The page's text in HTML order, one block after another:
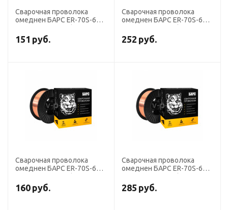
Сварочная проволока
омеднен БАРС ER-70S-6
кг аналог СВ-08ГС)
151 руб.
Сварочная проволока
омеднен БАРС ER-70S-6
кг аналог СВ-08ГС)
252 руб.
Сварочная проволока
омеднен БАРС ER-70S-6
кг аналог СВ-08ГС)
160 руб.
Сварочная проволока
омеднен БАРС ER-70S-6
кг аналог СВ-08ГС)
285 руб.